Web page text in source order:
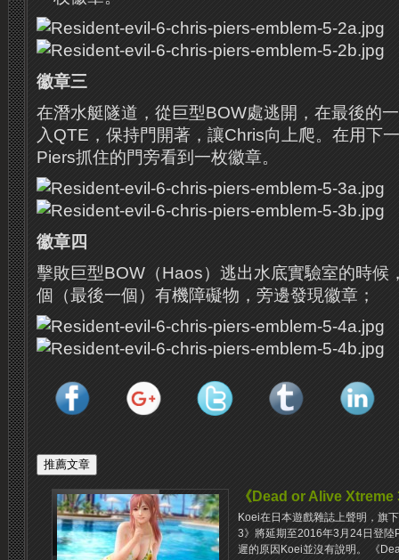
徽章三
在潛水艇隧道，從巨型BOW處逃開，在最後的
入QTE，保持門開著，讓Chris向上爬。 在用下
Piers抓住的門旁看到一枚徽章。
徽章四
擊敗巨型BOW（Haos）逃出水底實驗室的時候
個（最後一個）有機障礙物，旁邊發現徽章；
《Dead or Alive Xtreme
Koei在日本遊戲雜誌上聲明，旗
3》將延期至2016年3月24日登陸
遲的原因Koei並沒有說明。 《